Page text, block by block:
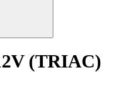
(TRIAC)